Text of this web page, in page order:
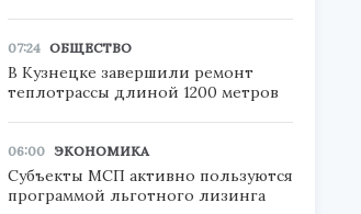
07:24 ОБЩЕСТВО
В Кузнецке завершили ремонт
теплотрассы длиной 1200 метров
06:00 ЭКОНОМИКА
Субъекты МСП активно пользуются
программой льготного лизинга